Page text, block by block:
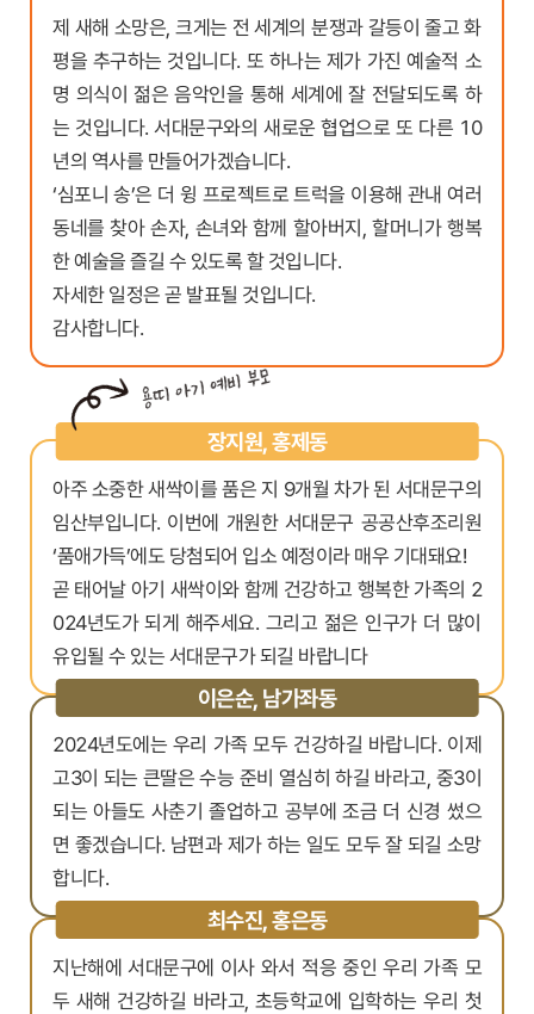
제 새해 소망은, 크게는 전 세계의 분쟁과 갈등이 줄고 화
평을 추구하는 것입니다. 또 하나는 제가 가진 예술적 소
명 의식이 젊은 음악인을 통해 세계에 잘 전달되도록 하
는 것입니다. 서대문구와의 새로운 협업으로 또 다른 10
년의 역사를 만들어가겠습니다.
‘심포니 송’은 더 윙 프로젝트로 트럭을 이용해 관내 여러
동네를 찾아 손자, 손녀와 함께 할아버지, 할머니가 행복
한 예술을 즐길 수 있도록 할 것입니다.
자세한 일정은 곧 발표될 것입니다.
감사합니다.
장지원, 홍제동
아주 소중한 새싹이를 품은 지 9개월 차가 된 서대문구의
임산부입니다. 이번에 개원한 서대문구 공공산후조리원
‘품애가득’에도 당첨되어 입소 예정이라 매우 기대돼요!
곧 태어날 아기 새싹이와 함께 건강하고 행복한 가족의 2
024년도가 되게 해주세요. 그리고 젊은 인구가 더 많이
유입될 수 있는 서대문구가 되길 바랍니다
이은순, 남가좌동
2024년도에는 우리 가족 모두 건강하길 바랍니다. 이제
고3이 되는 큰딸은 수능 준비 열심히 하길 바라고, 중3이
되는 아들도 사춘기 졸업하고 공부에 조금 더 신경 썼으
면 좋겠습니다. 남편과 제가 하는 일도 모두 잘 되길 소망
합니다.
최수진, 홍은동
지난해에 서대문구에 이사 와서 적응 중인 우리 가족 모
두 새해 건강하길 바라고, 초등학교에 입학하는 우리 첫